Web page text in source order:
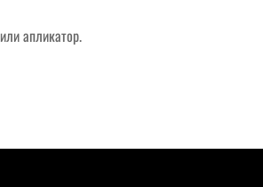
апликатор.